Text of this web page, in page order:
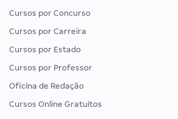
Cursos por Concurso
Cursos por Carreira
Cursos por Estado
Cursos por Professor
Oficina de Redação
Cursos Online Gratuitos